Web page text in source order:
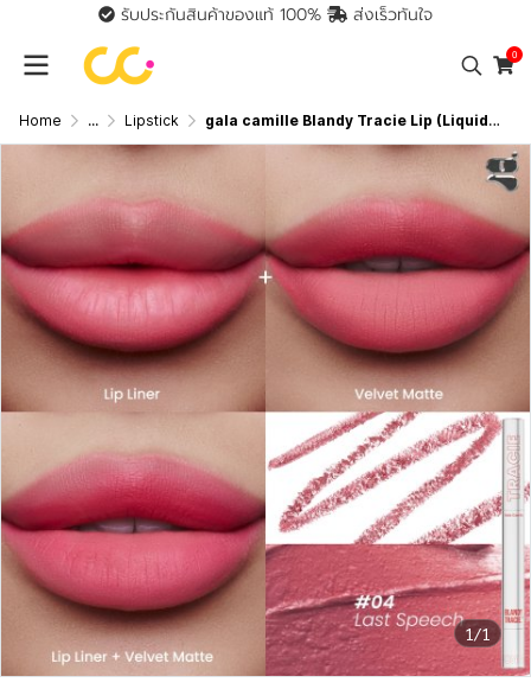
รับประกันสินค้าของแท้ 100% ส่งเร็วทันใจ
0
Home ... Lipstick gala camille Blandy Tracie Lip (Liquid Lip 2.6 g Lip Liner 0.16 g) กาล่า กามิลเล่ แบลนดี้ เทรซี่ ลิป ลิปแบบ 2 IN 1
1/1